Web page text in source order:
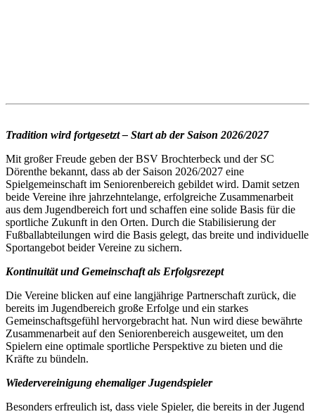
Tradition wird fortgesetzt – Start ab der Saison 2026/2027
Mit großer Freude geben der BSV Brochterbeck und der SC
Dörenthe bekannt, dass ab der Saison 2026/2027 eine
Spielgemeinschaft im Seniorenbereich gebildet wird. Damit setzen
beide Vereine ihre jahrzehntelange, erfolgreiche Zusammenarbeit
aus dem Jugendbereich fort und schaffen eine solide Basis für die
sportliche Zukunft in den Orten. Durch die Stabilisierung der
Fußballabteilungen wird die Basis gelegt, das breite und individuelle
Sportangebot beider Vereine zu sichern.
Kontinuität und Gemeinschaft als Erfolgsrezept
Die Vereine blicken auf eine langjährige Partnerschaft zurück, die
bereits im Jugendbereich große Erfolge und ein starkes
Gemeinschaftsgefühl hervorgebracht hat. Nun wird diese bewährte
Zusammenarbeit auf den Seniorenbereich ausgeweitet, um den
Spielern eine optimale sportliche Perspektive zu bieten und die
Kräfte zu bündeln.
Wiedervereinigung ehemaliger Jugendspieler
Besonders erfreulich ist, dass viele Spieler, die bereits in der Jugend